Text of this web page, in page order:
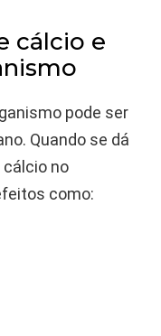
cálcio e
pode ser
Quando se dá
cálcio no
como: